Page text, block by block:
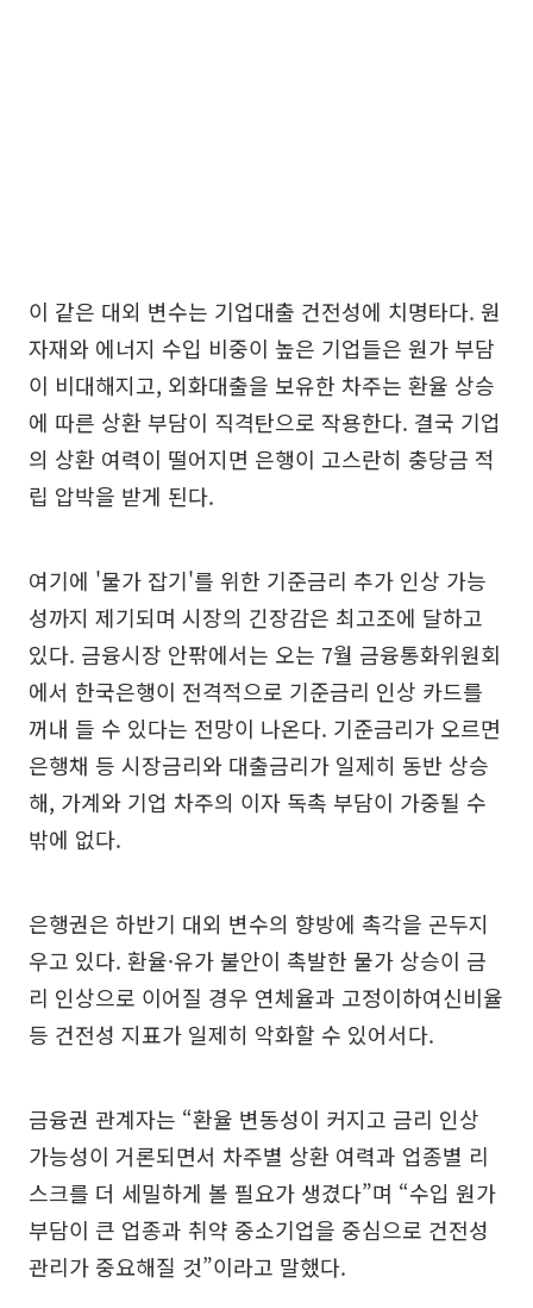
이 같은 대외 변수는 기업대출 건전성에 치명타다. 원
자재와 에너지 수입 비중이 높은 기업들은 원가 부담
이 비대해지고, 외화대출을 보유한 차주는 환율 상승
에 따른 상환 부담이 직격탄으로 작용한다. 결국 기업
의 상환 여력이 떨어지면 은행이 고스란히 충당금 적
립 압박을 받게 된다.
여기에 '물가 잡기'를 위한 기준금리 추가 인상 가능
성까지 제기되며 시장의 긴장감은 최고조에 달하고
있다. 금융시장 안팎에서는 오는 7월 금융통화위원회
에서 한국은행이 전격적으로 기준금리 인상 카드를
꺼내 들 수 있다는 전망이 나온다. 기준금리가 오르면
은행채 등 시장금리와 대출금리가 일제히 동반 상승
해, 가계와 기업 차주의 이자 독촉 부담이 가중될 수
밖에 없다.
은행권은 하반기 대외 변수의 향방에 촉각을 곤두지
우고 있다. 환율·유가 불안이 촉발한 물가 상승이 금
리 인상으로 이어질 경우 연체율과 고정이하여신비율
등 건전성 지표가 일제히 악화할 수 있어서다.
금융권 관계자는 “환율 변동성이 커지고 금리 인상
가능성이 거론되면서 차주별 상환 여력과 업종별 리
스크를 더 세밀하게 볼 필요가 생겼다”며 “수입 원가
부담이 큰 업종과 취약 중소기업을 중심으로 건전성
관리가 중요해질 것”이라고 말했다.